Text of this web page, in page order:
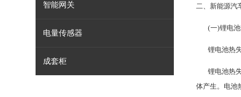
智能网关
电量传感器
成套柜
二、新能源汽
(一)锂电池
锂电池热失
锂电池热失
体产生。电池